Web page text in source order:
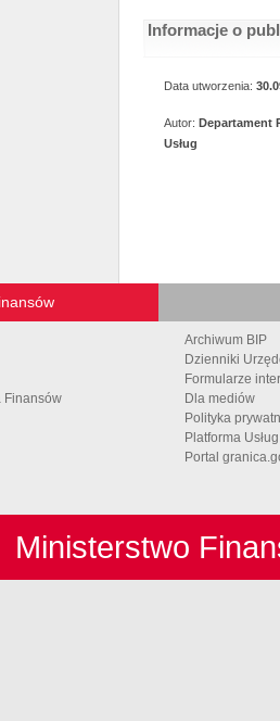
Informacje o
Data utworzenia:
Autor: Departament
Usług
Finansów
Archiwum BIP
Dzienniki
Formularze
Dla mediów
Polityka
Platforma
Portal
Ministerstwo